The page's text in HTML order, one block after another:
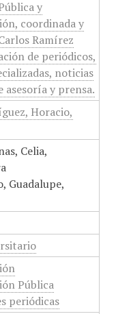
y
coordinada y
Ramírez
de periódicos,
noticias
asesoría y prensa.
Horacio,
Celia,
Guadalupe,
Pública
periódicas